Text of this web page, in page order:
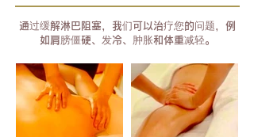
通过缓解淋巴阻塞，我们可以治疗您的问题，例
如肩膀僵硬、发冷、肿胀和体重减轻。